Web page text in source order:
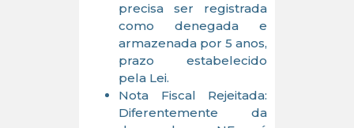
precisa ser registrada
como denegada e
armazenada por 5 anos,
prazo estabelecido
pela Lei.
Nota Fiscal Rejeitada:
Diferentemente da